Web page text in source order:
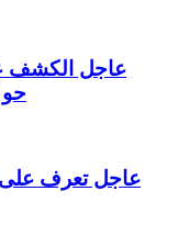
عاجل الكشف
حو
عاجل تعرف على